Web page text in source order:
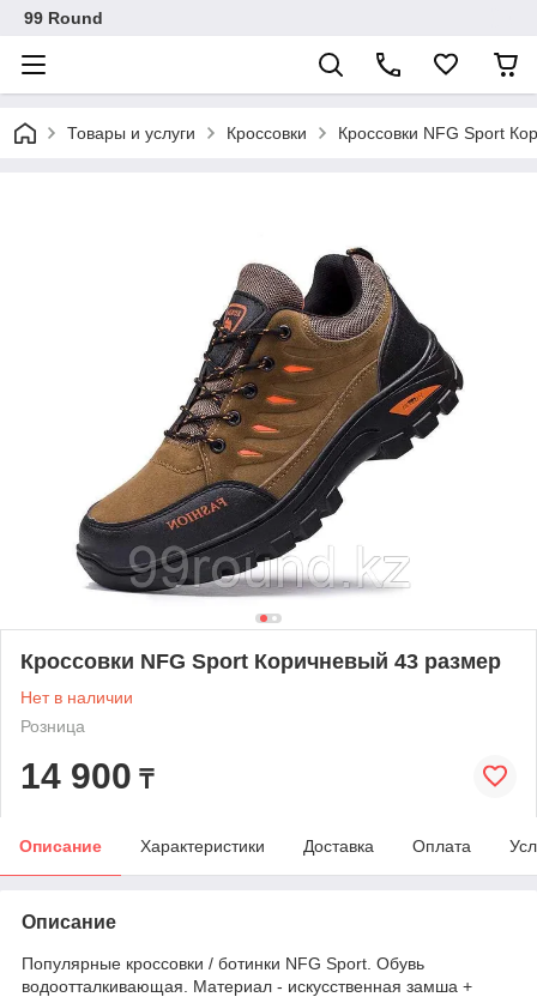
99 Round
Товары и услуги Кроссовки Кроссовки NFG Sport
Кроссовки NFG Sport Коричневый 43 размер
Нет в наличии
Розница
14 900 ₸
Описание Характеристики Доставка Оплата
Описание
Популярные кроссовки / ботинки NFG Sport. Обувь
водоотталкивающая. Материал - искусственная замша +